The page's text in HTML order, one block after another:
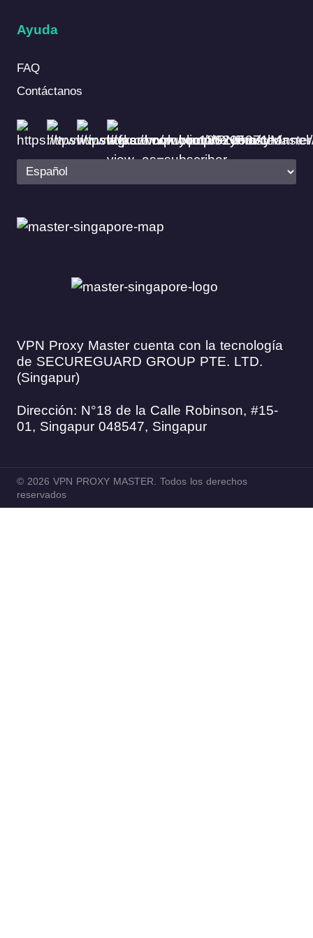
Ayuda
FAQ
Contáctanos
VPN Proxy Master cuenta con la tecnología
de SECUREGUARD GROUP PTE. LTD.
(Singapur)
Dirección: N°18 de la Calle Robinson, #15-
01, Singapur 048547, Singapur
© 2026 VPN PROXY MASTER. Todos los derechos
reservados